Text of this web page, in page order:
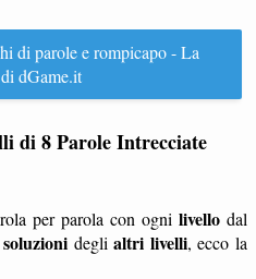
di parole e rompicapo - La
dGame.it
di 8 Parole Intrecciate
per parola con ogni livello dal
soluzioni deglialtri livelli, ecco la